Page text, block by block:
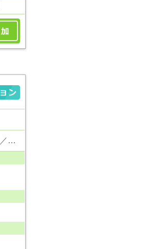
東京電力／公営水道／都市ガス／下水／追い焚き／シャンプードレッサー／浴室換気乾燥機／ウォシュレット／システムキッチン／食器洗浄乾燥器／浄水器／ウォークインクローゼット／フローリング／クローゼット／エレベータ／駐輪場／バイク置場